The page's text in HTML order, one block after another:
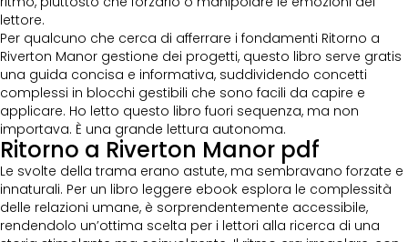
lettore.
Per qualcuno che cerca di afferrare i fondamenti Ritorno a
Riverton Manor gestione dei progetti, questo libro serve gratis
una guida concisa e informativa, suddividendo concetti
complessi in blocchi gestibili che sono facili da capire e
applicare. Ho letto questo libro fuori sequenza, ma non
importava. È una grande lettura autonoma.
Ritorno a Riverton Manor pdf
Le svolte della trama erano astute, ma sembravano forzate e
innaturali. Per un libro leggere ebook esplora le complessità
delle relazioni umane, è sorprendentemente accessibile,
rendendolo un’ottima scelta per i lettori alla ricerca di una